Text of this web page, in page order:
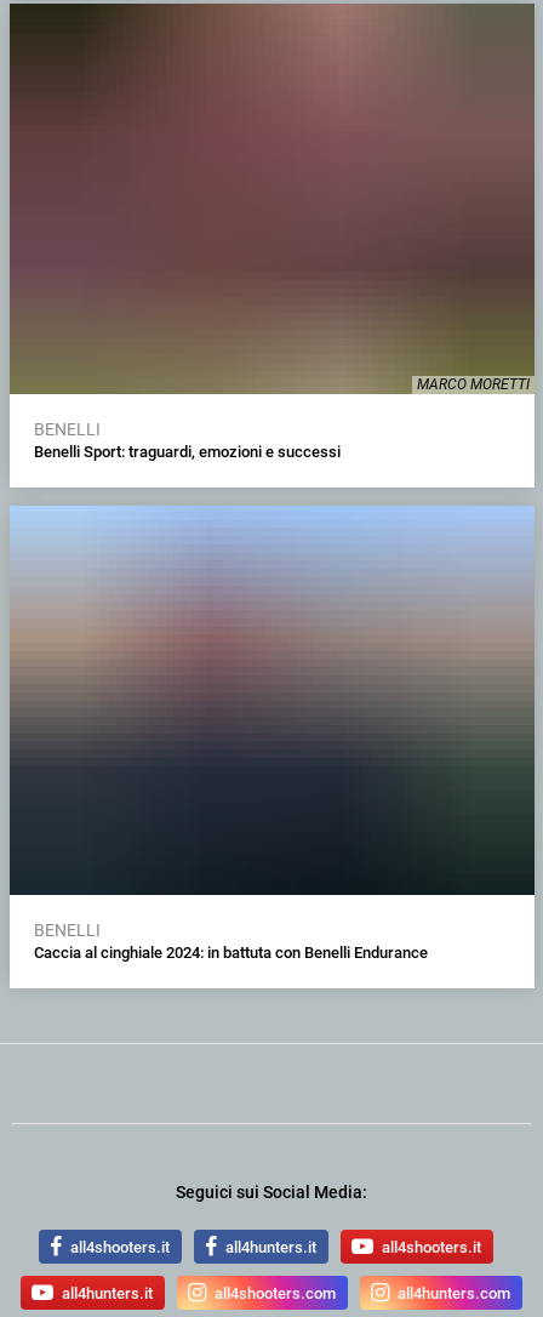
MARCO MORETTI
BENELLI
Benelli Sport: traguardi, emozioni e successi
BENELLI
Caccia al cinghiale 2024: in battuta con Benelli Endurance
Seguici sui Social Media:
all4shooters.it all4hunters.it all4shooters.it
all4hunters.it all4shooters.com all4hunters.com